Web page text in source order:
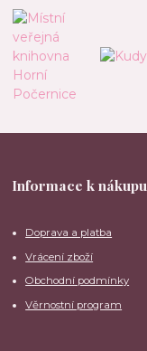
Informace k nákupu
Doprava a platba
Vrácení zboží
Obchodní podmínky
Věrnostní program